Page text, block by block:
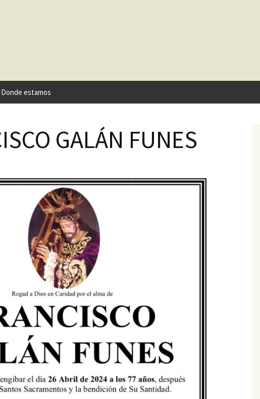
Donde estamos
GALÁN FUNES